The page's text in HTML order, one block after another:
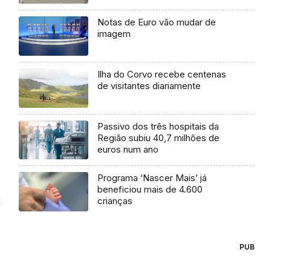
Notas de Euro vão mudar de
imagem
Ilha do Corvo recebe centenas
de visitantes diariamente
Passivo dos três hospitais da
Região subiu 40,7 milhões de
euros num ano
Programa ‘Nascer Mais’ já
beneficiou mais de 4.600
crianças
PUB